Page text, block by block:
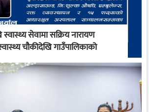
सेवामा सक्रिय नारायण
चौकीदेखि गाउँपालिकाको
सम्म